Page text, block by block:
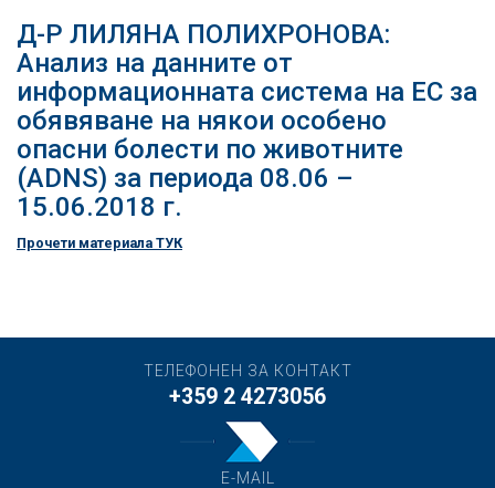
Д-Р ЛИЛЯНА ПОЛИХРОНОВА:
Анализ на данните от
информационната система на ЕС за
обявяване на някои особено
опасни болести по животните
(ADNS) за периода 08.06 –
15.06.2018 г.
Прочети материала ТУК
ТЕЛЕФОНЕН ЗА КОНТАКТ
+359 2 4273056
E-MAIL